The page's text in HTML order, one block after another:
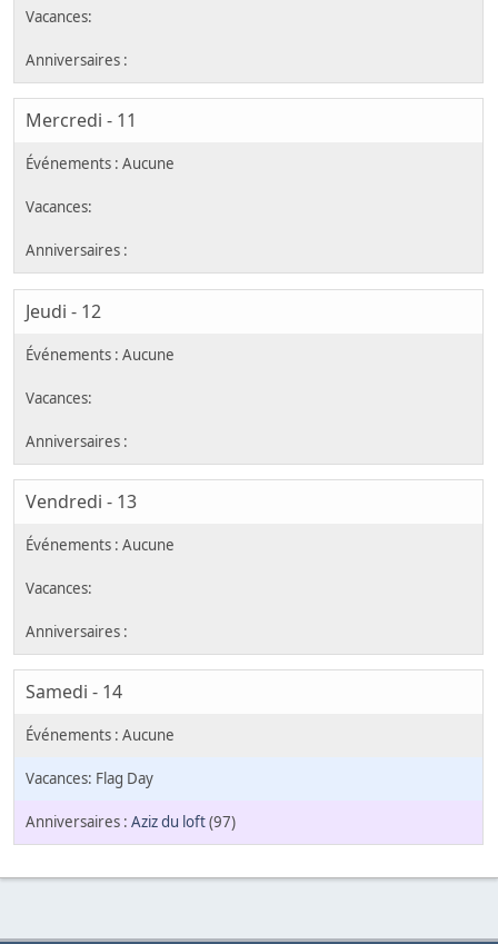
Mercredi - 11
Jeudi - 12
Vendredi - 13
Samedi - 14
Flag Day
Aziz du loft(97)